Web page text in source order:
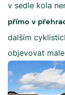
v sedle kola
přímo v
dalším
objevovat